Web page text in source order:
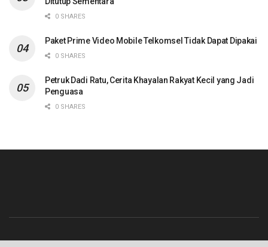
0 SHARES
Paket Prime Video Mobile Telkomsel Tidak Dapat Dipakai
0 SHARES
Petruk Dadi Ratu, Cerita Khayalan Rakyat Kecil yang Jadi
Penguasa
0 SHARES